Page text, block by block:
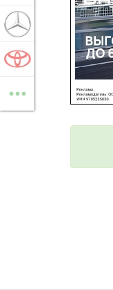
MERCEDES-
... ВСЕ МАРКИ